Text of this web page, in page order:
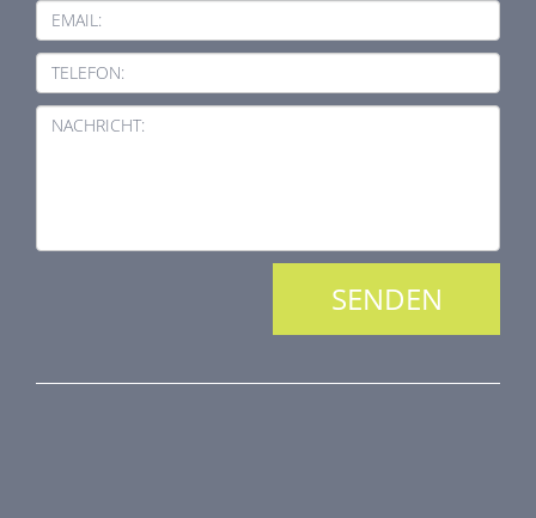
EMAIL:
TELEFON:
NACHRICHT: